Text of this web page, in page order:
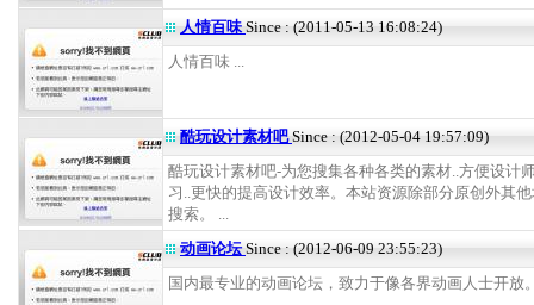
人情百味Since : (2011-05-13 16:08:24)
人情百味 ...
酷玩设计素材吧Since : (2012-05-04 19:57:09)
酷玩设计素材吧-为您搜集各种各类的素材..方便设计
习..更快的提高设计效率。本站资源除部分原创外其
搜索。 ...
动画论坛Since : (2012-06-09 23:55:23)
国内最专业的动画论坛，致力于像各界动画人士开放